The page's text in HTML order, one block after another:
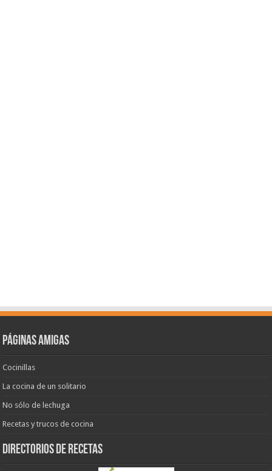
Páginas amigas
Cocinillas
La cocina de un solitario
No sólo de lechuga
Recetas y trucos de cocina
Directorios de recetas